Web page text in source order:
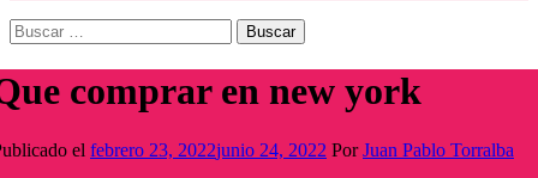
Buscar:
comprar en new york
el febrero 23, 2022junio 24, 2022 PorJuan Pablo Torralba